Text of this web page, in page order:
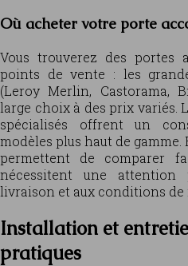
Où acheter votre porte
Vous trouverez des portes
points de vente : les
(Leroy Merlin, Castorama,
large choix à des prix variés.
spécialisés offrent un
modèles plus haut de
permettent de comparer
nécessitent une
livraison et aux conditions de
Installation et
pratiques